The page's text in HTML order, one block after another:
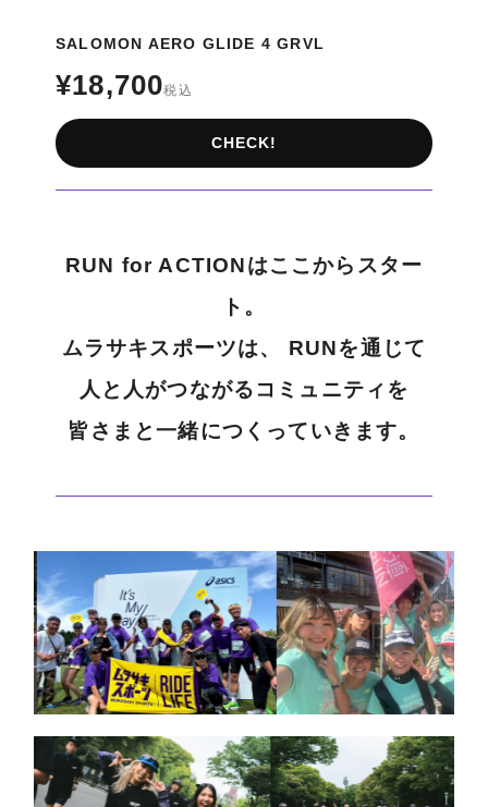
SALOMON AERO GLIDE 4 GRVL
¥18,700税込
CHECK!
RUN for ACTIONはここからスター
ト。
ムラサキスポーツは、 RUNを通じて
人と人がつながるコミュニティを
皆さまと一緒につくっていきます。